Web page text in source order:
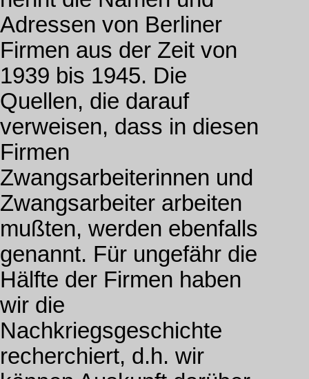
Adressen von Berliner
Firmen aus der Zeit von
1939 bis 1945. Die
Quellen, die darauf
verweisen, dass in diesen
Firmen
Zwangsarbeiterinnen und
Zwangsarbeiter arbeiten
mußten, werden ebenfalls
genannt. Für ungefähr die
Hälfte der Firmen haben
wir die
Nachkriegsgeschichte
recherchiert, d.h. wir